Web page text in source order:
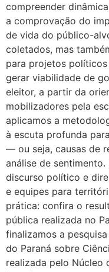
compreender
a comprovação do
de vida do público-
coletados, mas
para projetos
gerar viabilidade de
eleitor, a partir da
mobilizadores pela
aplicamos a
à escuta profunda
— ou seja, causas de
análise de
discurso político e
e equipes para
prática: confira o
pública realizada no
finalizamos a
do Paraná sobre
realizada pelo Núcleo